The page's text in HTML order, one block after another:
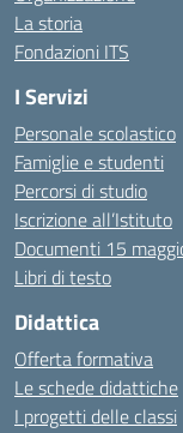
La storia
Fondazioni ITS
I Servizi
Personale scolastico
Famiglie e studenti
Percorsi di studio
Iscrizione all’Istituto
Documenti 15
Libri di testo
Didattica
Offerta formativa
Le schede didattiche
I progetti delle classi